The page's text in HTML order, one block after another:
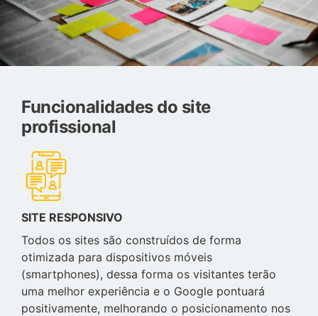
Funcionalidades do site
profissional
SITE RESPONSIVO
Todos os sites são construídos de forma
otimizada para dispositivos móveis
(smartphones), dessa forma os visitantes terão
uma melhor experiência e o Google pontuará
positivamente, melhorando o posicionamento nos